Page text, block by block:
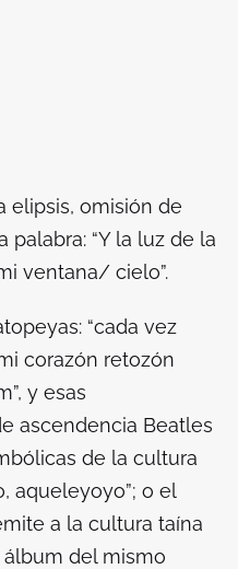
elipsis, omisión de
“Y la luz de la
ventana/ cielo”.
“cada vez
corazón retozón
y esas
ascendencia Beatles
de la cultura
aqueleyoyo”; o el
a la cultura taína
álbum del mismo